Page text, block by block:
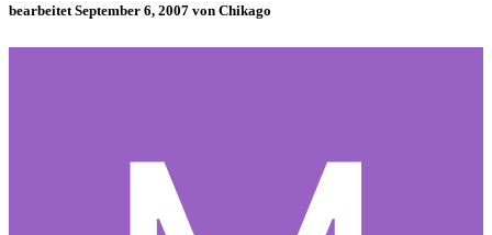
bearbeitet September 6, 2007 von Chikago